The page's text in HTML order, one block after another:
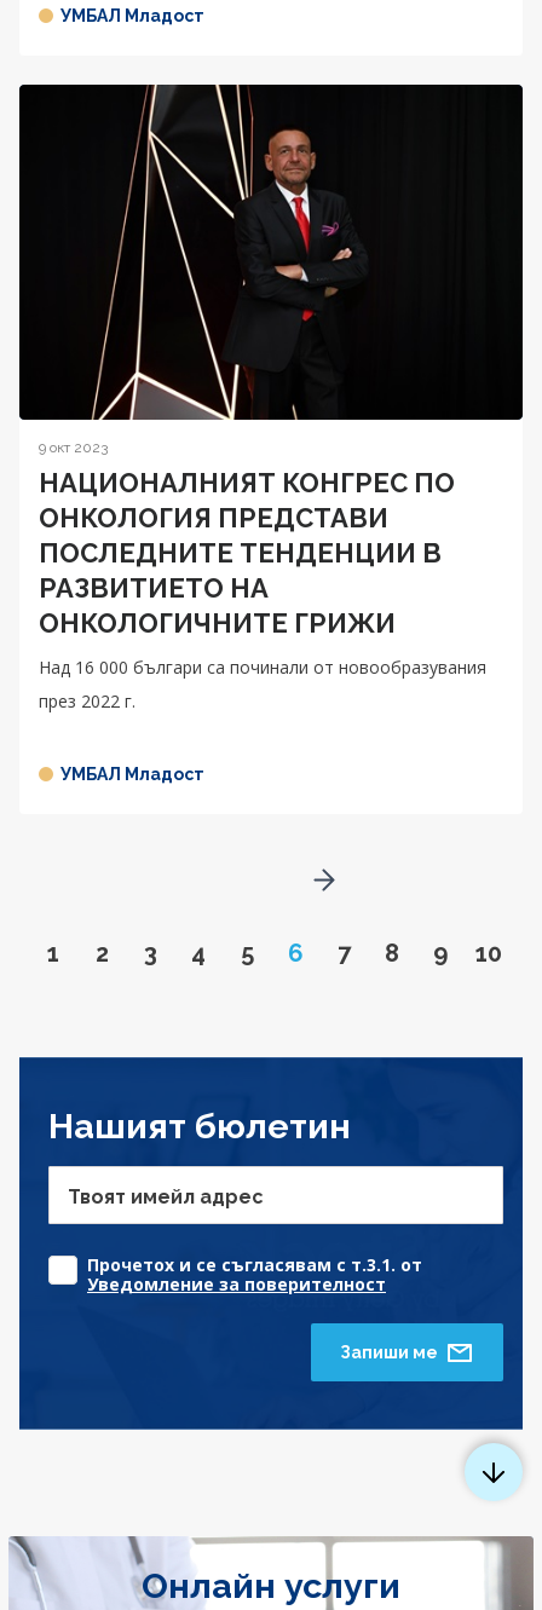
УМБАЛ Младост
9 окт 2023
НАЦИОНАЛНИЯТ КОНГРЕС ПО
ОНКОЛОГИЯ ПРЕДСТАВИ
ПОСЛЕДНИТЕ ТЕНДЕНЦИИ В
РАЗВИТИЕТО НА
ОНКОЛОГИЧНИТЕ ГРИЖИ
Над 16 000 българи са починали от новообразувания
през 2022 г.
УМБАЛ Младост
Go to page
1 Go to page
2 Go to page
3 Go to page
4 Go to page
5 Page
6 Go to page
7 Go to page
8 Go to
9 Go
10
Go to next page
Нашият бюлетин
Твоят имейл адрес
Прочетох и се съгласявам с т.3.1. от
Уведомление за поверителност
Запиши ме
Онлайн услуги